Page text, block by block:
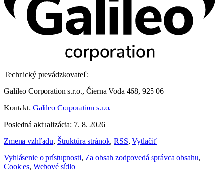
Technický prevádzkovateľ:
Galileo Corporation s.r.o., Čierna Voda 468, 925 06
Kontakt: Galileo Corporation s.r.o.
Posledná aktualizácia: 7. 8. 2026
Zmena vzhľadu, Štruktúra stránok, RSS, Vytlačiť
Vyhlásenie o prístupnosti, Za obsah zodpovedá správca obsahu,
Cookies, Webové sídlo